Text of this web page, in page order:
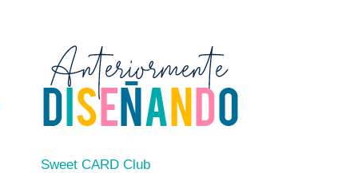
Sweet CARD Club